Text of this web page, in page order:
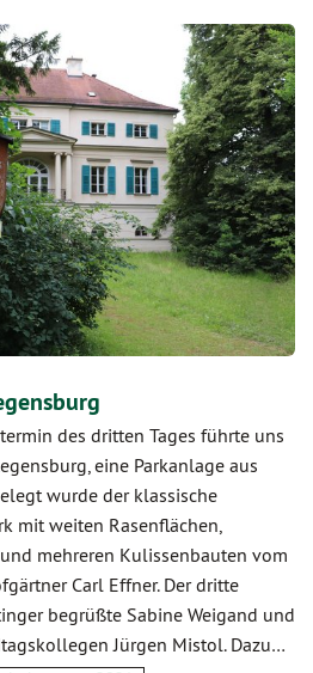
des dritten Tages führte uns
eine Parkanlage aus
wurde der klassische
mit weiten Rasenflächen,
mehreren Kulissenbauten vom
Carl Effner. Der dritte
begrüßte Sabine Weigand und
Jürgen Mistol. Dazu…